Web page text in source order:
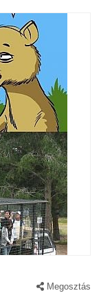
Megosztás